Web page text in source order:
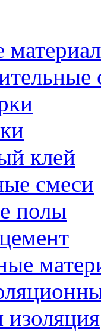
клей
смеси
полы
изоляция